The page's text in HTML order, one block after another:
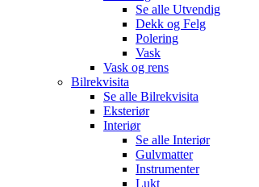
Se alle Utvendig
Dekk og Felg
Polering
Vask
Vask og rens
Bilrekvisita
Se alle Bilrekvisita
Eksteriør
Interiør
Se alle Interiør
Gulvmatter
Instrumenter
Lukt